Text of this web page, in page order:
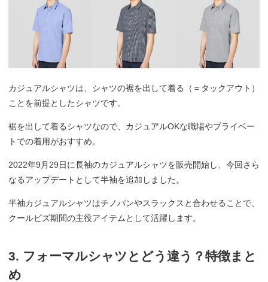
カジュアルシャツは、シャツの裾を出して着る（＝タックアウト）
ことを前提としたシャツです。
裾を出して着るシャツなので、カジュアルOKな職場やプライベー
トでの着用がおすすめ。
2022年9月29日に長袖のカジュアルシャツを販売開始し、今回さら
なるアップデートとして半袖を追加しました。
半袖カジュアルシャツはチノパンやスラックスと合わせることで、
クールビズ期間の主役アイテムとして活躍します。
3. フォーマルシャツとどう違う？特徴まと
め